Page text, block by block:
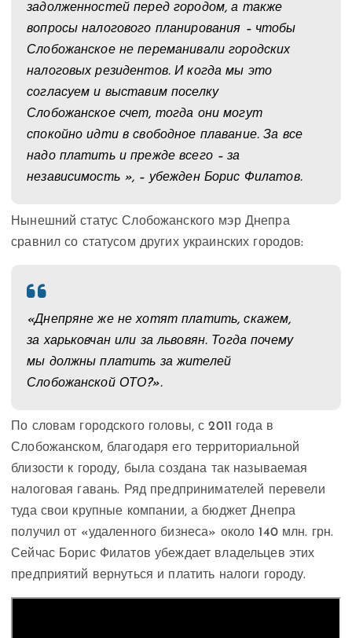
задолженностей перед городом, а также
вопросы налогового планирования – чтобы
Слобожанское не переманивали городских
налоговых резидентов. И когда мы это
согласуем и выставим поселку
Слобожанское счет, тогда они могут
спокойно идти в свободное плавание. За все
надо платить и прежде всего – за
независимость », – убежден Борис Филатов.
Нынешний статус Слобожанского мэр Днепра
сравнил со статусом других украинских городов:
«Днепряне же не хотят платить, скажем,
за харьковчан или за львовян. Тогда почему
мы должны платить за жителей
Слобожанской ОТО?».
По словам городского головы, с 2011 года в
Слобожанском, благодаря его территориальной
близости к городу, была создана так называемая
налоговая гавань. Ряд предпринимателей перевели
туда свои крупные компании, а бюджет Днепра
получил от «удаленного бизнеса» около 140 млн. грн.
Сейчас Борис Филатов убеждает владельцев этих
предприятий вернуться и платить налоги городу.